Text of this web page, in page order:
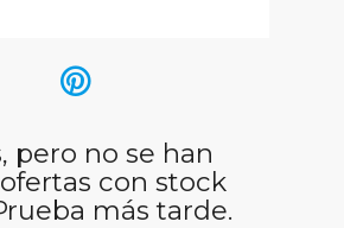
pero no se han
con stock
más tarde.